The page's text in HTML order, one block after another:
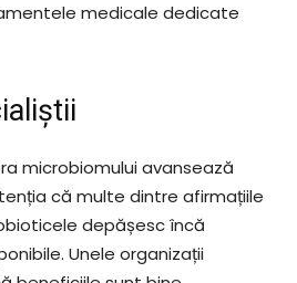
medicale dedicate
microbiomului avansează
că multe dintre afirmațiile
depășesc încă
Unele organizații